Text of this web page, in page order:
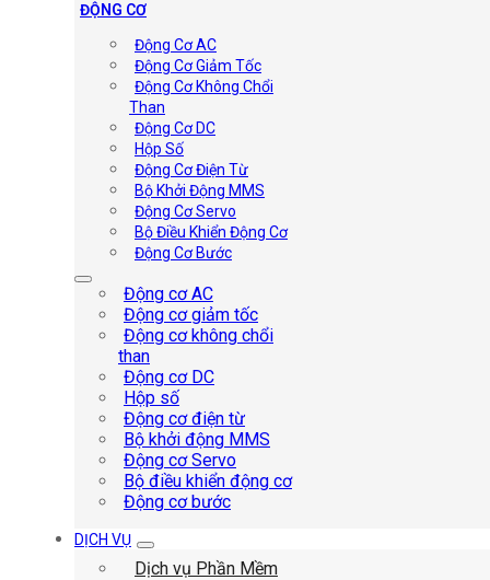
ĐỘNG CƠ
Động Cơ AC
Động Cơ Giảm Tốc
Động Cơ Không Chổi
Than
Động Cơ DC
Hộp Số
Động Cơ Điện Từ
Bộ Khởi Động MMS
Động Cơ Servo
Bộ Điều Khiển Động Cơ
Động Cơ Bước
Động cơ AC
Động cơ giảm tốc
Động cơ không chổi
than
Động cơ DC
Hộp số
Động cơ điện từ
Bộ khởi động MMS
Động cơ Servo
Bộ điều khiển động cơ
Động cơ bước
DỊCH VỤ
Dịch vụ Phần Mềm